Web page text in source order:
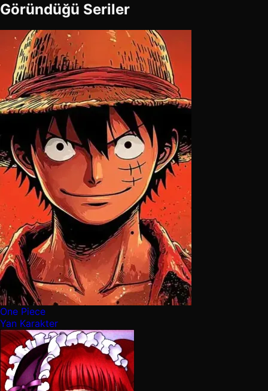
Göründüğü Seriler
One Piece
Yan Karakter